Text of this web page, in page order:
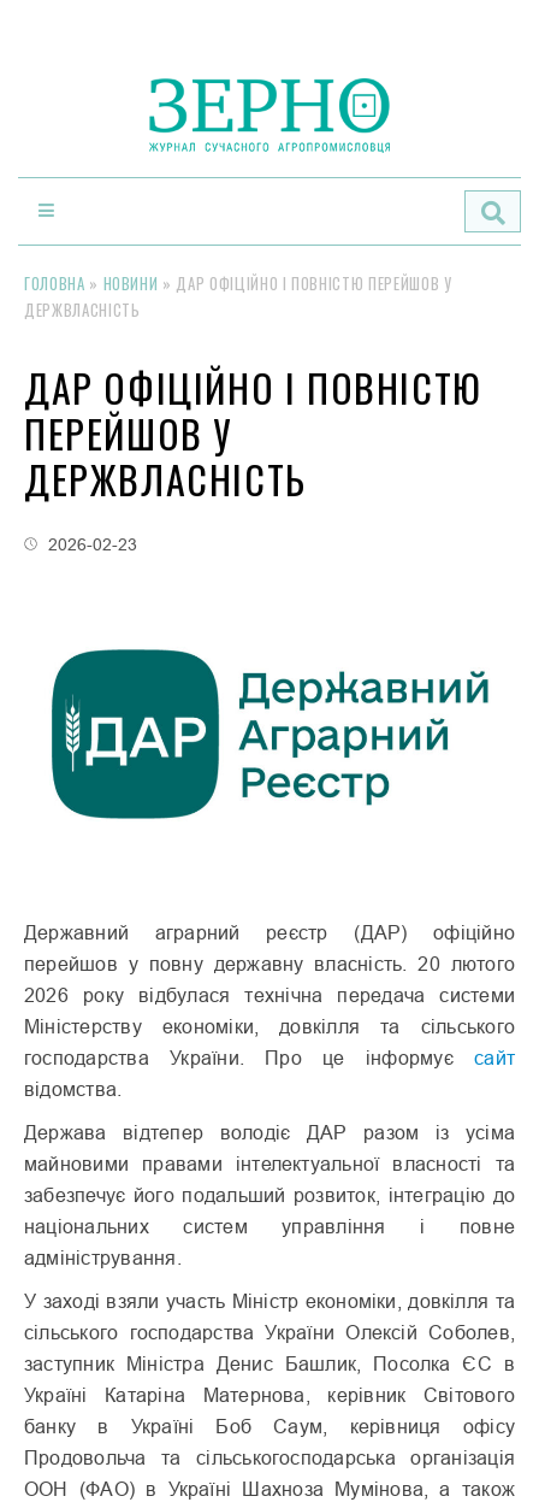
ГОЛОВНА » НОВИНИ » ДАР ОФІЦІЙНО І ПОВНІСТЮ ПЕРЕЙШОВ У
ДЕРЖВЛАСНІСТЬ
ДАР ОФІЦІЙНО І ПОВНІСТЮ
ПЕРЕЙШОВ У
ДЕРЖВЛАСНІСТЬ
2026-02-23
Державний аграрний реєстр (ДАР) офіційно
перейшов у повну державну власність. 20 лютого
2026 року відбулася технічна передача системи
Міністерству економіки, довкілля та сільського
господарства України. Про це інформуєсайт
відомства.
Держава відтепер володіє ДАР разом із усіма
майновими правами інтелектуальної власності та
забезпечує його подальший розвиток, інтеграцію до
національних систем управління і повне
адміністрування.
У заході взяли участь Міністр економіки, довкілля та
сільського господарства України Олексій Соболев,
заступник Міністра Денис Башлик, Посолка ЄС в
Україні Катаріна Матернова, керівник Світового
банку в Україні Боб Саум, керівниця офісу
Продовольча та сільськогосподарська організація
ООН (ФАО) в Україні Шахноза Мумінова, а також